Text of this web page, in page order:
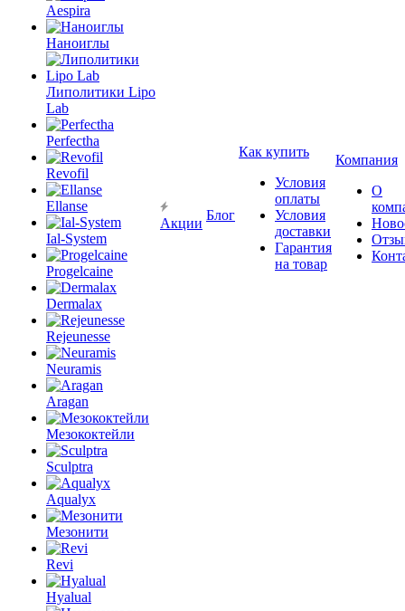
Aespira
Наноиглы
Липолитики Lipo
Lab
Perfectha
Revofil
Ellanse
Ial-System
Progelcaine
Dermalax
Rejeunesse
Neuramis
Aragan
Мезококтейли
Sculptra
Aqualyx
Мезонити
Revi
Hyalual
Акции
Блог
Как купить
Условия
оплаты
Условия
доставки
Гарантия
на товар
Компания
О